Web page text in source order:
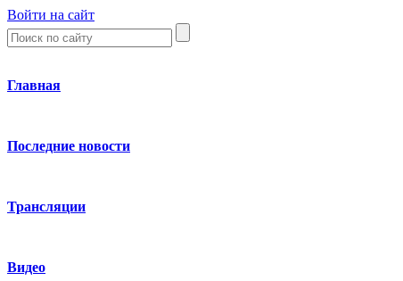
Войти на сайт
Главная
Последние новости
Трансляции
Видео